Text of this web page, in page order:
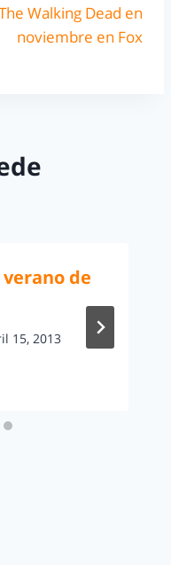
Walking Dead en
noviembre en Fox
de
15, 2013